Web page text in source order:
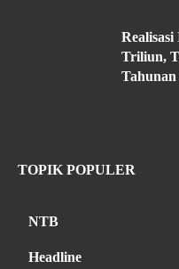
Triliun,
Tahunan
TOPIK POPULER
NTB
Headline